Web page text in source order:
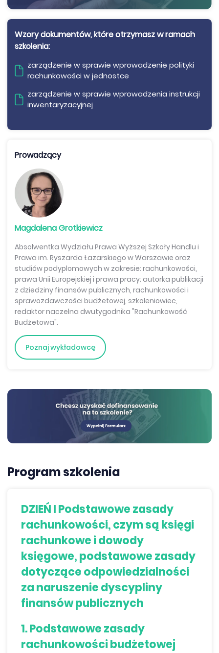
Wzory dokumentów, które otrzymasz w ramach
szkolenia:
zarządzenie w sprawie wprowadzenie polityki
rachunkowości w jednostce
zarządzenie w sprawie wprowadzenia instrukcji
inwentaryzacyjnej
Prowadzący
Magdalena Grotkiewicz
Absolwentka Wydziału Prawa Wyższej Szkoły Handlu i
Prawa im. Ryszarda Łazarskiego w Warszawie oraz
studiów podyplomowych w zakresie: rachunkowości,
prawa Unii Europejskiej i prawa pracy; autorka publikacji
z dziedziny finansów publicznych, rachunkowości i
sprawozdawczości budżetowej, szkoleniowiec,
redaktor naczelna dwutygodnika "Rachunkowość
Budżetowa".
Poznaj wykładowcę
Program szkolenia
DZIEŃ I Podstawowe zasady
rachunkowości, czym są księgi
rachunkowe i dowody
księgowe, podstawowe zasady
dotyczące odpowiedzialności
za naruszenie dyscypliny
finansów publicznych
1. Podstawowe zasady
rachunkowości budżetowej